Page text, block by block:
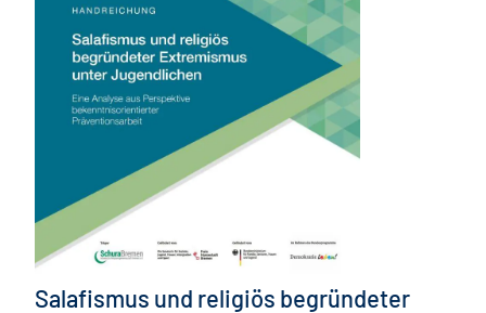
Salafismus und religiös begründeter